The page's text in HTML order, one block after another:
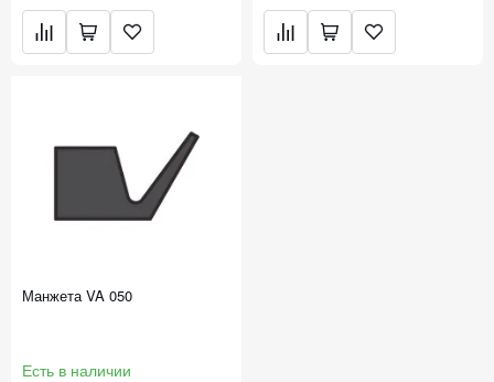
Манжета VA 050
Есть в наличии